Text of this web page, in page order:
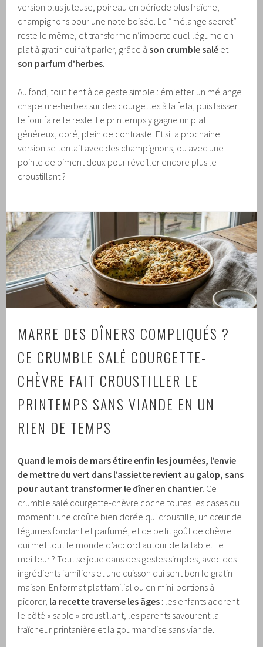
version plus juteuse, poireau en période plus fraîche,
champignons pour une note boisée. Le “mélange secret”
reste le même, et transforme n’importe quel légume en
plat à gratin qui fait parler, grâce àson crumble salé et
son parfum d’herbes.
Au fond, tout tient à ce geste simple : émietter un mélange
chapelure-herbes sur des courgettes à la feta, puis laisser
le four faire le reste. Le printemps y gagne un plat
généreux, doré, plein de contraste. Et si la prochaine
version se tentait avec des champignons, ou avec une
pointe de piment doux pour réveiller encore plus le
croustillant ?
MARRE DES DÎNERS COMPLIQUÉS ?
CE CRUMBLE SALÉ COURGETTE-
CHÈVRE FAIT CROUSTILLER LE
PRINTEMPS SANS VIANDE EN UN
RIEN DE TEMPS
Quand le mois de mars étire enfin les journées, l’envie
de mettre du vert dans l’assiette revient au galop, sans
pour autant transformer le dîner en chantier. Ce
crumble salé courgette-chèvre coche toutes les cases du
moment : une croûte bien dorée qui croustille, un cœur de
légumes fondant et parfumé, et ce petit goût de chèvre
qui met tout le monde d’accord autour de la table. Le
meilleur ? Tout se joue dans des gestes simples, avec des
ingrédients familiers et une cuisson qui sent bon le gratin
maison. En format plat familial ou en mini-portions à
picorer, la recette traverse les âges : les enfants adorent
le côté « sable » croustillant, les parents savourent la
fraîcheur printanière et la gourmandise sans viande.